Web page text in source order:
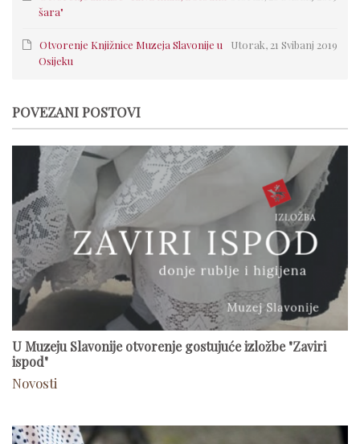
šara"
Utorak, 21 Svibanj 2019
Otvorenje Knjižnice Muzeja Slavonije u
Osijeku
POVEZANI POSTOVI
U Muzeju Slavonije otvorenje gostujuće izložbe "Zaviri
ispod"
Novosti